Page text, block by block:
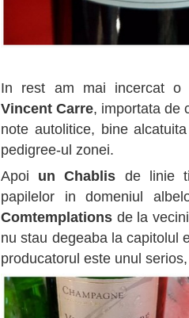
In rest am mai incercat
Vincent Carre, importata de
note autolitice, bine
pedigree-ul zonei.
Apoi un Chablis de linie
papilelor in domeniul
Comtemplations de la
nu stau degeaba la capitolul
producatorul este unul